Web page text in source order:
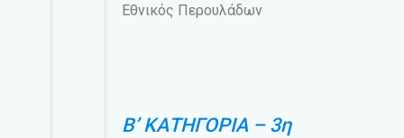
Εθνικός Περουλάδων
Β’ ΚΑΤΗΓΟΡΙΑ – 3η